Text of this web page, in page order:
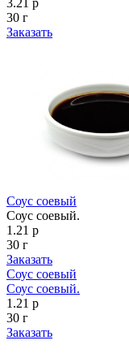
30 г
Заказать
Соус соевый
Соус соевый.
1.21 р
30 г
Заказать
Соус соевый
Соус соевый.
1.21 р
30 г
Заказать